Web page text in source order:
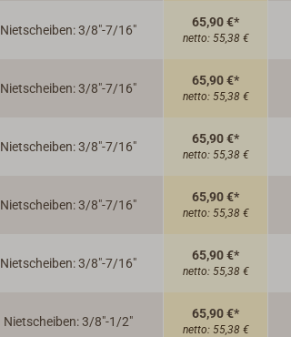
Nietscheiben: 3/8"-7/16"
65,90 €*
netto: 55,38 €
Nietscheiben: 3/8"-7/16"
65,90 €*
netto: 55,38 €
Nietscheiben: 3/8"-7/16"
65,90 €*
netto: 55,38 €
Nietscheiben: 3/8"-7/16"
65,90 €*
netto: 55,38 €
Nietscheiben: 3/8"-7/16"
65,90 €*
netto: 55,38 €
Nietscheiben: 3/8"-1/2"
65,90 €*
netto: 55,38 €